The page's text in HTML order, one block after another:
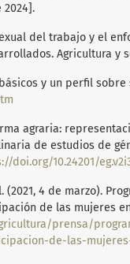
2024].
del trabajo y el
Agricultura y
y un perfil sobre
agraria:
de estudios de
doi.org/10.24201/
4 de marzo).
de las mujeres
prensa/
de-las-